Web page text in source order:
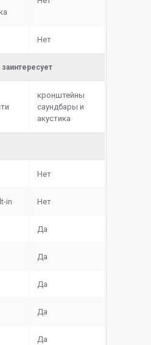
Нет
кронштейны
саундбары и
акустика
Нет
in Нет
Да
Да
Да
Да
Да